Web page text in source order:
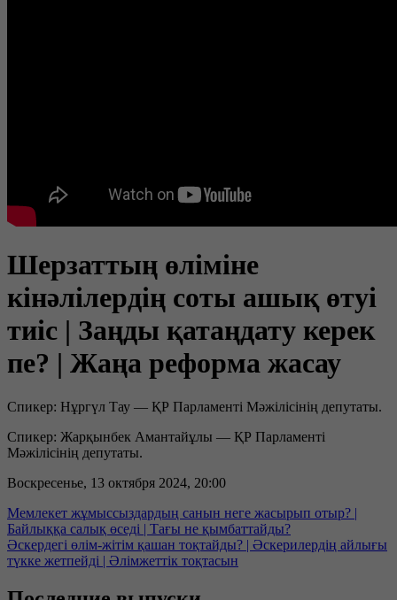
Шерзаттың өліміне
кінәлілердің соты ашық өтуі
тиіс | Заңды қатаңдату керек
пе? | Жаңа реформа жасау
Спикер: Нұргүл Тау — ҚР Парламенті Мәжілісінің депутаты.
Спикер: Жарқынбек Амантайұлы — ҚР Парламенті
Мәжілісінің депутаты.
Воскресенье, 13 октября 2024, 20:00
Мемлекет жұмыссыздардың санын неге жасырып отыр? |
Байлыққа салық өседі | Тағы не қымбаттайды?
Әскердегі өлім-жітім қашан тоқтайды? | Әскерилердің айлығы
түкке жетпейді | Әлімжеттік тоқтасын